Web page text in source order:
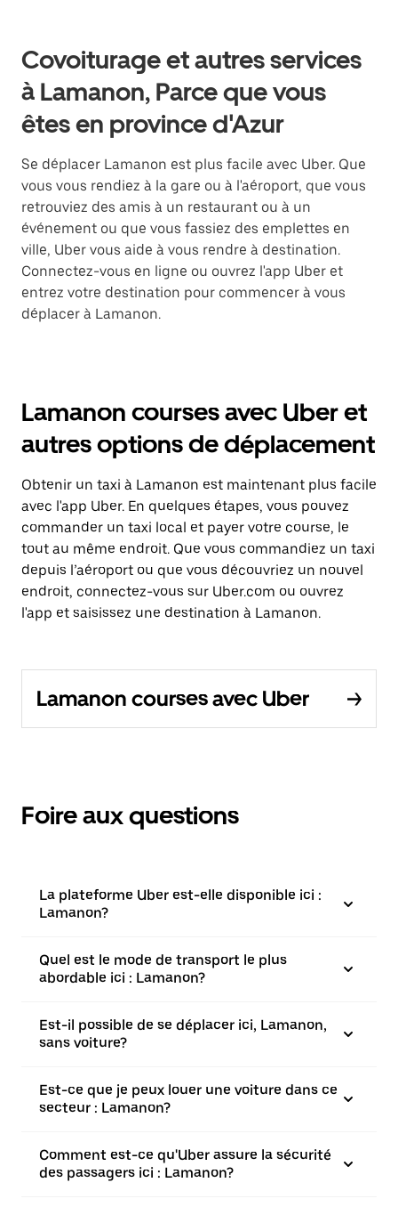
Covoiturage et autres services
à Lamanon, Parce que vous
êtes en province d'Azur
Se déplacer Lamanon est plus facile avec Uber. Que
vous vous rendiez à la gare ou à l'aéroport, que vous
retrouviez des amis à un restaurant ou à un
événement ou que vous fassiez des emplettes en
ville, Uber vous aide à vous rendre à destination.
Connectez-vous en ligne ou ouvrez l'app Uber et
entrez votre destination pour commencer à vous
déplacer à Lamanon.
Lamanon courses avec Uber et
autres options de déplacement
Obtenir un taxi à Lamanon est maintenant plus facile
avec l'app Uber. En quelques étapes, vous pouvez
commander un taxi local et payer votre course, le
tout au même endroit. Que vous commandiez un taxi
depuis l’aéroport ou que vous découvriez un nouvel
endroit, connectez-vous sur Uber.com ou ouvrez
l'app et saisissez une destination à Lamanon.
Lamanon courses avec Uber
Foire aux questions
La plateforme Uber est-elle disponible ici :
Lamanon?
Quel est le mode de transport le plus
abordable ici : Lamanon?
Est-il possible de se déplacer ici, Lamanon,
sans voiture?
Est-ce que je peux louer une voiture dans ce
secteur : Lamanon?
Comment est-ce qu'Uber assure la sécurité
des passagers ici : Lamanon?